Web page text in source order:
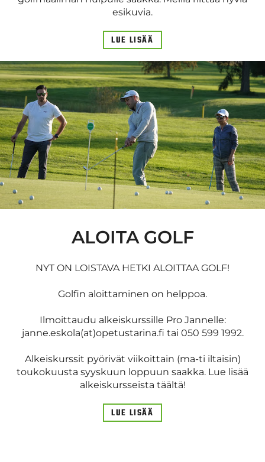
esikuvia.
LUE LISÄÄ
ALOITA GOLF
NYT ON LOISTAVA HETKI ALOITTAA GOLF!
Golfin aloittaminen on helppoa.
Ilmoittaudu alkeiskurssille Pro Jannelle:
janne.eskola(at)opetustarina.fi tai 050 599 1992.
Alkeiskurssit pyörivät viikoittain (ma-ti iltaisin)
toukokuusta syyskuun loppuun saakka. Lue lisää
alkeiskursseista täältä!
LUE LISÄÄ